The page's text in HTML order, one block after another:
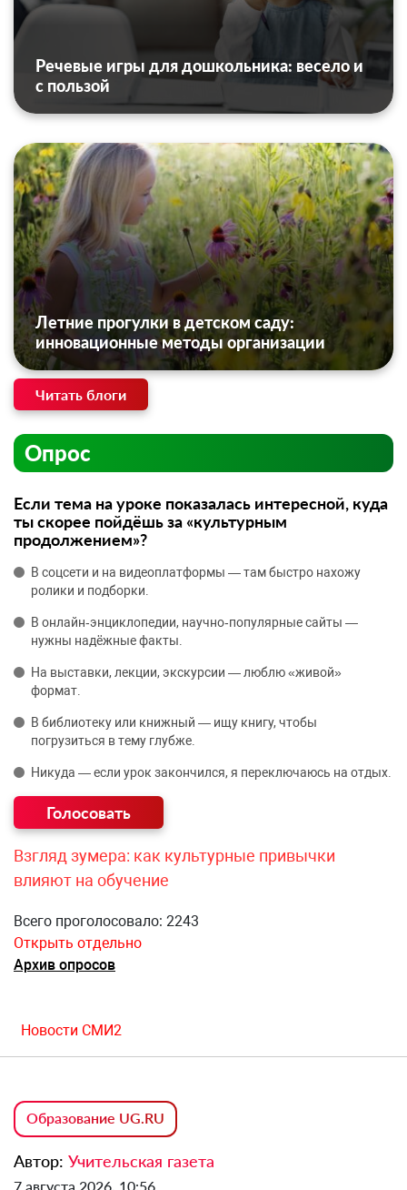
Речевые игры для дошкольника: весело и
с пользой
Летние прогулки в детском саду:
инновационные методы организации
Читать блоги
Опрос
Если тема на уроке показалась интересной, куда
ты скорее пойдёшь за «культурным
продолжением»?
В соцсети и на видеоплатформы — там быстро нахожу
ролики и подборки.
В онлайн‑энциклопедии, научно‑популярные сайты —
нужны надёжные факты.
На выставки, лекции, экскурсии — люблю «живой»
формат.
В библиотеку или книжный — ищу книгу, чтобы
погрузиться в тему глубже.
Никуда — если урок закончился, я переключаюсь на отдых.
Взгляд зумера: как культурные привычки
влияют на обучение
Всего проголосовало: 2243
Открыть отдельно
Архив опросов
Новости СМИ2
Образование UG.RU
Автор: Учительская газета
7 августа 2026, 10:56